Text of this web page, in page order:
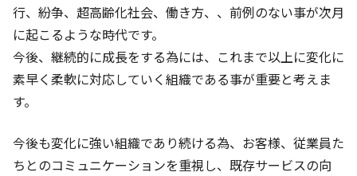
行、紛争、超高齢化社会、働き方、、前例のない事が次月
に起こるような時代です。
今後、継続的に成長をする為には、これまで以上に変化に
素早く柔軟に対応していく組織である事が重要と考えま
す。
今後も変化に強い組織であり続ける為、お客様、従業員た
ちとのコミュニケーションを重視し、既存サービスの向